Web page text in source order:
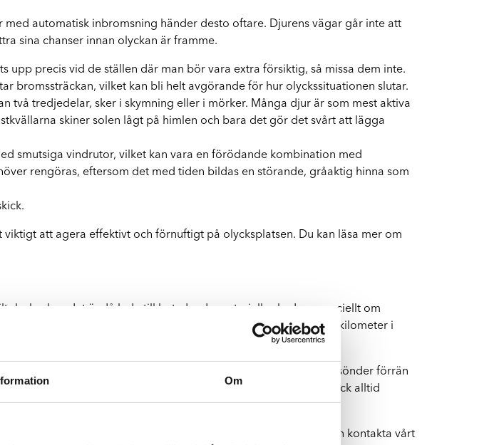
Om
automatisk inbromsning händer desto oftare. Djurens vägar går inte att
sina chanser innan olyckan är framme.
upp precis vid de ställen där man bör vara extra försiktig, så missa dem inte.
bromssträckan, vilket kan bli helt avgörande för hur olyckssituationen slutar.
två tredjedelar, sker i skymning eller i mörker. Många djur är som mest aktiva
skiner solen lågt på himlen och bara det gör det svårt att lägga
smutsiga vindrutor, vilket kan vara en förödande kombination med
rengöras, eftersom det med tiden bildas en störande, gråaktig hinna som
att agera effektivt och förnuftigt på olycksplatsen. Du kan läsa mer om
kan det ändå leda till betydande materiella skador – speciellt om
ändå i vissa fall göra bilen helt obrukbar. Om man kör hundra kilometer i
bilens kylsystem.
är direkta följder av kollisionen. Men ibland går inte bilen sönder förrän
ersätts inte av försäkringsbolag. Därför ska man efter en krock alltid
expansionskärlets vätskenivå.
på din bil, alltid utan att behöva boka tid. Du kan även kontakta vårt